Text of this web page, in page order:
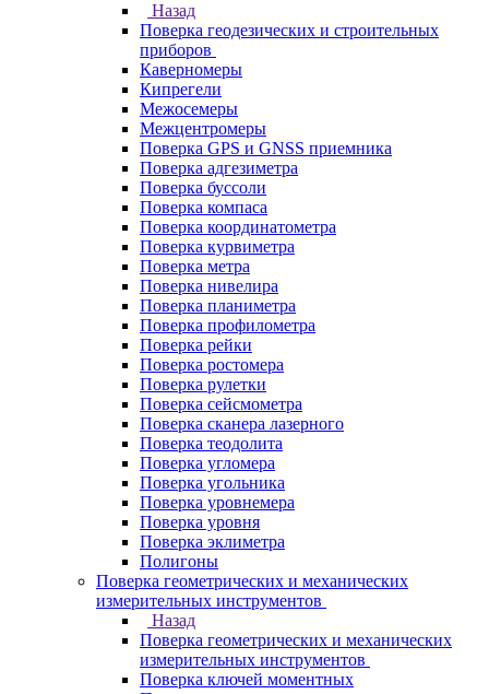
Назад
Поверка геодезических и строительных
приборов
Каверномеры
Кипрегели
Межосемеры
Межцентромеры
Поверка GPS и GNSS приемника
Поверка адгезиметра
Поверка буссоли
Поверка компаса
Поверка координатометра
Поверка курвиметра
Поверка метра
Поверка нивелира
Поверка планиметра
Поверка профилометра
Поверка рейки
Поверка ростомера
Поверка рулетки
Поверка сейсмометра
Поверка сканера лазерного
Поверка теодолита
Поверка угломера
Поверка угольника
Поверка уровнемера
Поверка уровня
Поверка эклиметра
Полигоны
Поверка геометрических и механических
измерительных инструментов
Назад
Поверка геометрических и механических
измерительных инструментов
Поверка ключей моментных